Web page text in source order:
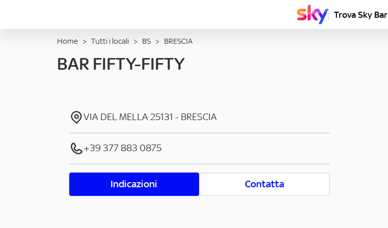
Trova Sky Bar
Home > Tutti i locali > BS > BRESCIA
BAR FIFTY-FIFTY
VIA DEL MELLA25131 - BRESCIA
+39 377 883 0875
Indicazioni Contatta